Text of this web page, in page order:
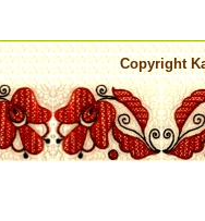
Copyright